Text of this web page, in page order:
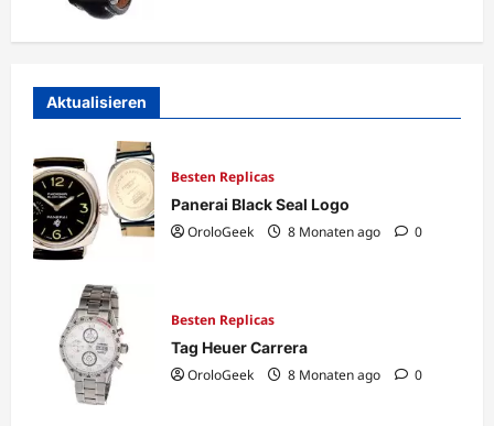
Aktualisieren
Besten Replicas
Panerai Black Seal Logo
OroloGeek
8 Monaten ago 0
Besten Replicas
Tag Heuer Carrera
OroloGeek
8 Monaten ago 0